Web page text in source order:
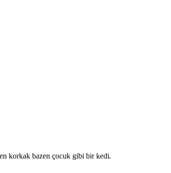
korkak bazen çocuk gibi bir kedi.